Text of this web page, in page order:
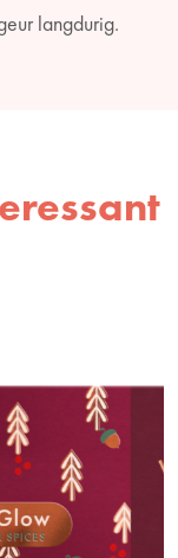
langdurig.